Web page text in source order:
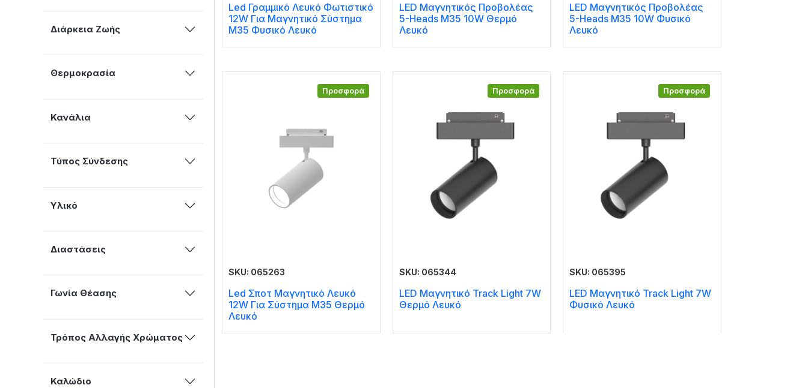
Διάρκεια Ζωής
Θερμοκρασία
Κανάλια
Τύπος Σύνδεσης
Υλικό
Διαστάσεις
Γωνία Θέασης
Τρόπος Αλλαγής Χρώματος
Καλώδιο
Led Γραμμικό Λευκό Φωτιστικό
12W Για Μαγνητικό Σύστημα
Μ35 Φυσικό Λευκό
LED Μαγνητικός Προβολέας
5-Heads M35 10W Θερμό
Λευκό
LED Μαγνητικός Προβολέας
5-Heads M35 10W Φυσικό
Λευκό
Προσφορά
SKU: 065263
Led Σποτ Μαγνητικό Λευκό
12W Για Σύστημα M35 Θερμό
Λευκό
Προσφορά
SKU: 065344
LED Μαγνητικό Track Light 7W
Θερμό Λευκό
Προσφορά
SKU: 065395
LED Μαγνητικό Track Light 7W
Φυσικό Λευκό